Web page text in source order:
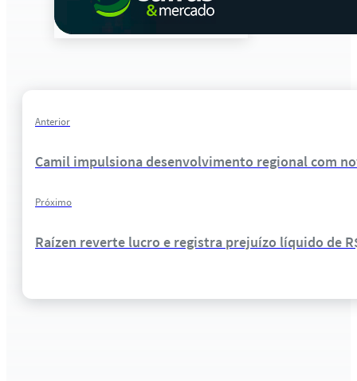
Anterior
Camil impulsiona desenvolvimento regional com
Próximo
Raízen reverte lucro e registra prejuízo líquido de